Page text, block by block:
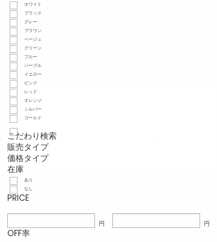
ホワイト
ブラック
グレー
ブラウン
ベージュ
グリーン
ブルー
パープル
イエロー
ピンク
レッド
オレンジ
シルバー
ゴールド
こだわり検索
販売タイプ
価格タイプ
在庫
あり
なし
PRICE
円 円
OFF率